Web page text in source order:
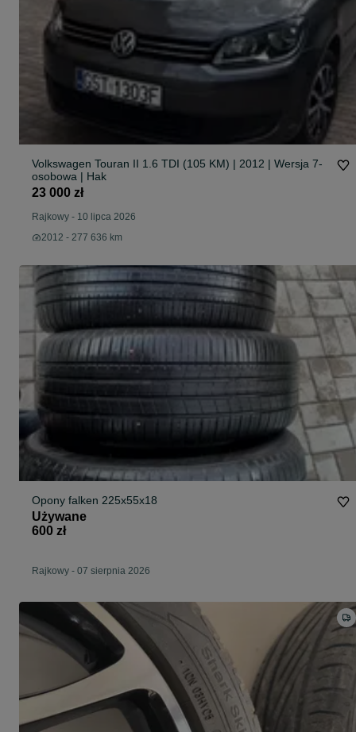
Volkswagen Touran II 1.6 TDI (105 KM) | 2012 | Wersja 7-
osobowa | Hak
23 000 zł
Rajkowy - 10 lipca 2026
2012 - 277 636 km
Opony falken 225x55x18
Używane
600 zł
Rajkowy - 07 sierpnia 2026